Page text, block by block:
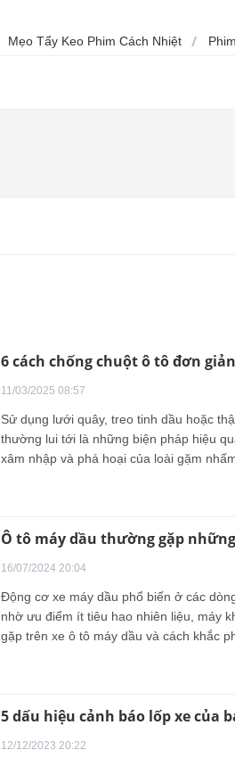
Mẹo Tẩy Keo Phim Cách Nhiệt
6 cách chống chuột ô tô đơn
11/03/2025 08:57
Sử dụng lưới quây, treo tinh dầu hoặc
thường lui tới là những biện pháp hiệu
xâm nhập và phá hoại của loài gặm
Ô tô máy dầu thường gặp
16/07/2024 20:04
Động cơ xe máy dầu phổ biến ở các
nhờ ưu điểm ít tiêu hao nhiên liệu, máy
gặp trên xe ô tô máy dầu và cách khắc
5 dấu hiệu cảnh báo lốp xe của
12/12/2023 20:22